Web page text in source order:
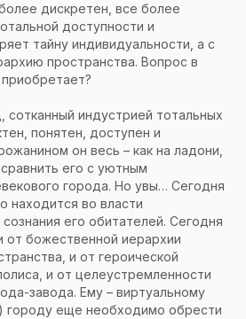
дискретен, все более
доступности и
тайну индивидуальности, а с
пространства. Вопрос в
индустрией тотальных
понятен, доступен и
он весь – как на ладони,
его с уютным
города. Но увы… Сегодня
находится во власти
его обитателей. Сегодня
от божественной иерархии
и от героической
и от целеустремленности
завода. Ему – виртуальному
городу еще необходимо обрести